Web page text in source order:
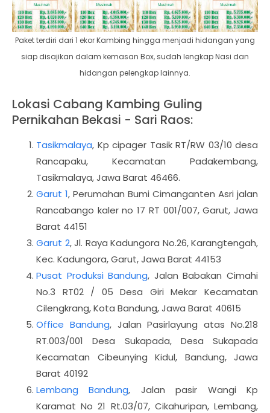
Paket terdiri dari 1 ekor Kambing hingga menjadi hidangan yang
siap disajikan dalam kemasan Box, sudah lengkap Nasi dan
hidangan pelengkap lainnya.
Lokasi Cabang Kambing Guling
Pernikahan Bekasi - Sari Raos:
Tasikmalaya, Kp cipager Tasik RT/RW 03/10 desa
Rancapaku, Kecamatan Padakembang,
Tasikmalaya, Jawa Barat 46466.
Garut 1, Perumahan Bumi Cimanganten Asri jalan
Rancabango kaler no 17 RT 001/007, Garut, Jawa
Barat 44151
Garut 2, Jl. Raya Kadungora No.26, Karangtengah,
Kec. Kadungora, Garut, Jawa Barat 44153
Pusat Produksi Bandung, Jalan Babakan Cimahi
No.3 RT02 / 05 Desa Giri Mekar Kecamatan
Cilengkrang, Kota Bandung, Jawa Barat 40615
Office Bandung, Jalan Pasirlayung atas No.218
RT.003/001 Desa Sukapada, Desa Sukapada
Kecamatan Cibeunying Kidul, Bandung, Jawa
Barat 40192
Lembang Bandung, Jalan pasir Wangi Kp
Karamat No 21 Rt.03/07, Cikahuripan, Lembang,